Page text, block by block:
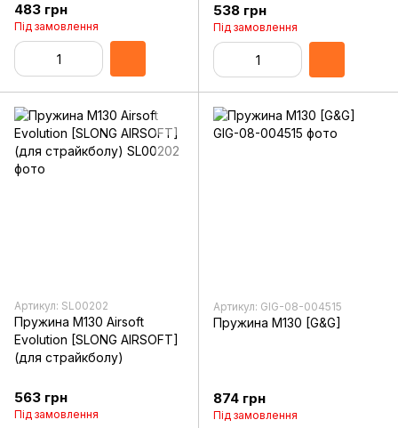
483 грн
Під замовлення
538 грн
Під замовлення
Артикул: SL00202
Пружина M130 Airsoft
Evolution [SLONG AIRSOFT]
(для страйкболу)
563 грн
Під замовлення
Артикул: GIG-08-004515
Пружина M130 [G&G]
874 грн
Під замовлення